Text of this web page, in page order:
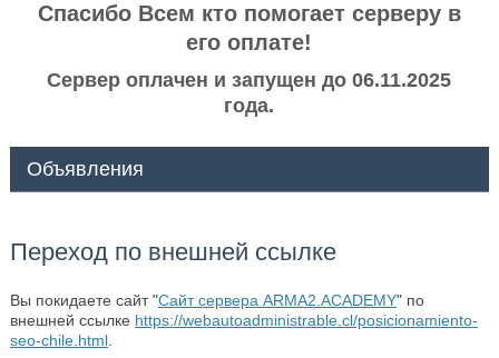
Спасибо Всем кто помогает серверу в
его оплате!
Сервер оплачен и запущен до 06.11.2025
года.
Объявления
Переход по внешней ссылке
Вы покидаете сайт "Сайт сервера ARMA2.ACADEMY" по
внешней ссылке https://webautoadministrable.cl/posicionamiento-
seo-chile.html.